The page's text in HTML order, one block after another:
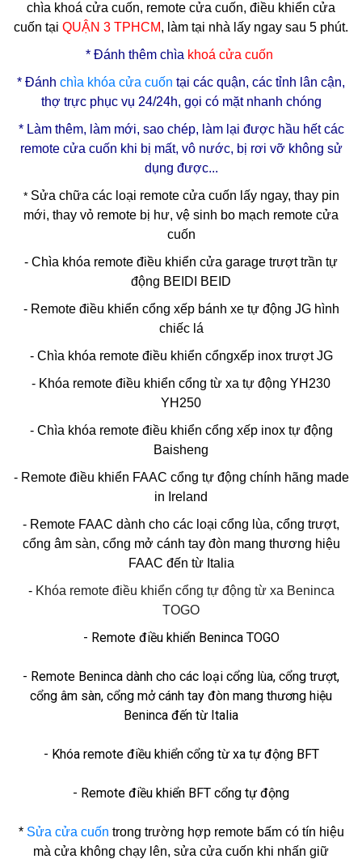
chìa khoá cửa cuốn, remote cửa cuốn, điều khiển cửa
cuốn tại QUẬN 3 TPHCM, làm tại nhà lấy ngay sau 5 phút.
* Đánh thêm chìa khoá cửa cuốn
* Đánh chìa khóa cửa cuốn tại các quận, các tỉnh lân cận,
thợ trực phục vụ 24/24h, gọi có mặt nhanh chóng
* Làm thêm, làm mới, sao chép, làm lại được hầu hết các
remote cửa cuốn khi bị mất, vô nước, bị rơi vỡ không sử
dụng được...
* Sửa chữa các loại remote cửa cuốn lấy ngay, thay pin
mới, thay vỏ remote bị hư, vệ sinh bo mạch remote cửa
cuốn
- Chìa khóa remote điều khiển cửa garage trượt trần tự
động BEIDI BEID
- Remote điều khiển cổng xếp bánh xe tự động JG hình
chiếc lá
- Chìa khóa remote điều khiển cổngxếp inox trượt JG
- Khóa remote điều khiển cổng từ xa tự động YH230
YH250
- Chìa khóa remote điều khiển cổng xếp inox tự động
Baisheng
- Remote điều khiển FAAC cổng tự động chính hãng made
in Ireland
- Remote FAAC dành cho các loại cổng lùa, cổng trượt,
cổng âm sàn, cổng mở cánh tay đòn mang thương hiệu
FAAC đến từ Italia
- Khóa remote điều khiển cổng tự động từ xa Beninca
TOGO
- Remote điều khiển Beninca TOGO
- Remote Beninca dành cho các loại cổng lùa, cổng trượt,
cổng âm sàn, cổng mở cánh tay đòn mang thương hiệu
Beninca đến từ Italia
- Khóa remote điều khiển cổng từ xa tự động BFT
- Remote điều khiển BFT cổng tự động
* Sửa cửa cuốn trong trường hợp remote bấm có tín hiệu
mà cửa không chạy lên, sửa cửa cuốn khi nhấn giữ